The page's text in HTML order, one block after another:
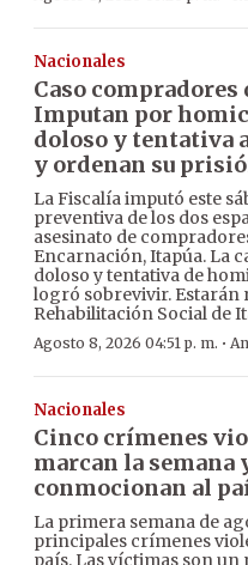
Nacionales
Caso compradores
Imputan por
doloso y tentativa
y ordenan su
La Fiscalía imputó este
preventiva de los dos
asesinato de
Encarnación, Itapúa. La
doloso y tentativa de
logró sobrevivir. Estarán
Rehabilitación Social de
Agosto 8, 2026 04:51 p. m. ·
Nacionales
Cinco crímenes
marcan la semana
conmocionan al
La primera semana de
principales crímenes
país. Las víctimas son